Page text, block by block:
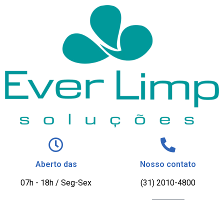
Aberto das
07h - 18h / Seg-Sex
Nosso contato
(31) 2010-4800